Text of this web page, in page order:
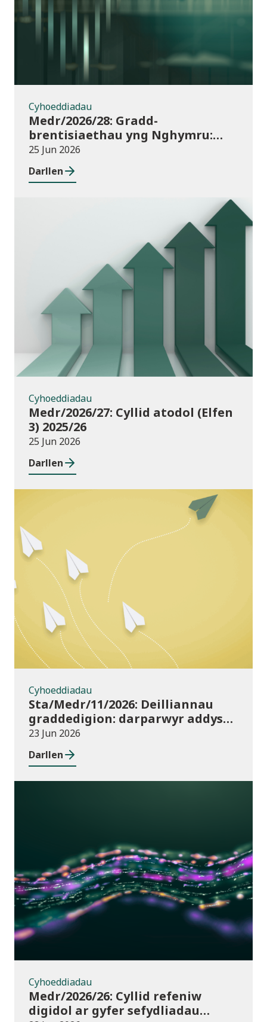
Cyhoeddiadau
Medr/2026/28: Gradd-
brentisiaethau yng Nghymru:
dyraniadau cyllid ar gyfer
blwyddyn academaidd 2026/27
25 Jun 2026
Darllen
Cyhoeddiadau
Cyhoeddiadau
Medr/2026/27: Cyllid atodol (Elfen
3) 2025/26
25 Jun 2026
Darllen
Cyhoeddiadau
Cyhoeddiadau
Sta/Medr/11/2026: Deilliannau
graddedigion: darparwyr addysg
uwch 2023/24
23 Jun 2026
Darllen
Cyhoeddiadau
Cyhoeddiadau
Medr/2026/26: Cyllid refeniw
digidol ar gyfer sefydliadau